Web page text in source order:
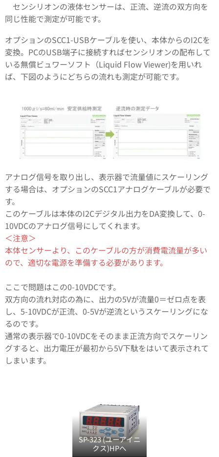
センシリオンの液体センサーは、正流、逆流の双方向を
同じ性能で測定が可能です。
オプションのSCC1-USBケーブルを使い、本体からのI2Cを
変換。PCのUSB端子に接続すればセンシリオンの配布して
いる無償ビュワーソフト（Liquid Flow Viewer)を用いれ
ば、下図のようにどちらの流れも測定が可能です。
アナログ信号を取り出し、表示器で流量値にスケーリング
する場合は、オプションのSCC1アナログケーブルが必要で
す。
このケーブルは本体のI2Cデジタル出力をDA変換して、0-
10VDCのアナログ信号にしてくれます。
＜注意＞
本体センサーより、このケーブルの方が消費電流量が多い
ので、適切な電源を準備する必要があります。
ここで問題はこの0-10VDCです。
双方向の流れ対応の為に、出力の5Vが流量0＝ゼロ点を表
し、5-10VDCが正流、0-5Vが逆流というスケーリングにな
るのです。
通常の表示器で0-10VDCをそのまま正流方向でスケーリン
グすると、出力電圧が最初から5V下駄をはいて表示されて
しまいます。
SP-323 (ユーアイニ
クス)HPへ